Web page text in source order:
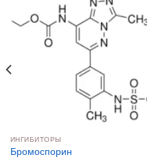
ИНГИБИТОРЫ
Бромоспорин